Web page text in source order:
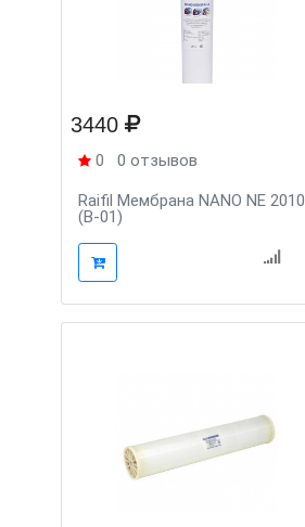
3440
0 0 отзывов
Raifil Мембрана NANO NE 2010
(B-01)